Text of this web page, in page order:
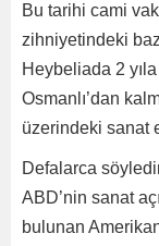
Bu tarihi cami
zihniyetindeki
Heybeliada 2
Osmanlı’dan
üzerindeki sanat
Defalarca
ABD’nin sanat
bulunan